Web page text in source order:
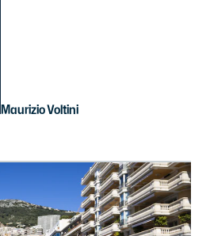
Maurizio Voltini